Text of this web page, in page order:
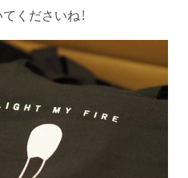
くださいね！